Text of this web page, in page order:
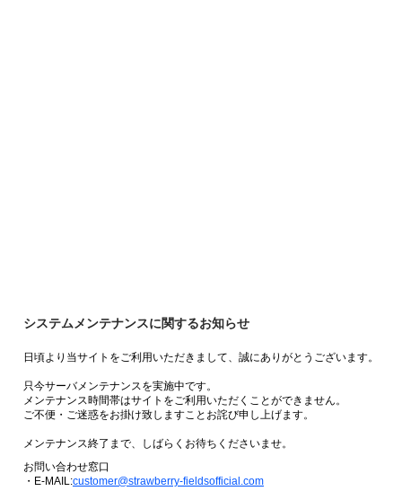
システムメンテナンスに関するお知らせ
日頃より当サイトをご利用いただきまして、誠にありがとうございます。
只今サーバメンテナンスを実施中です。
メンテナンス時間帯はサイトをご利用いただくことができません。
ご不便・ご迷惑をお掛け致しますことお詫び申し上げます。
メンテナンス終了まで、しばらくお待ちくださいませ。
お問い合わせ窓口
・E-MAIL:customer@strawberry-fieldsofficial.com